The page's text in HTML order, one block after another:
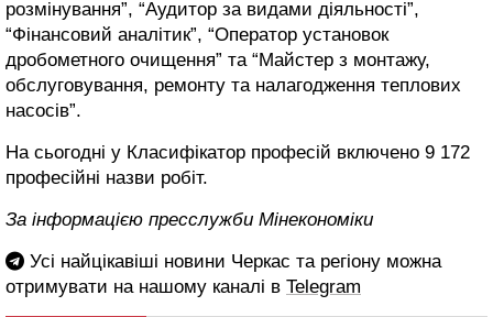
розмінування”, “Аудитор за видами діяльності”,
“Фінансовий аналітик”, “Оператор установок
дробометного очищення” та “Майстер з монтажу,
обслуговування, ремонту та налагодження теплових
насосів”.
На сьогодні у Класифікатор професій включено 9 172
професійні назви робіт.
За інформацією пресслужби Мінекономіки
Усі найцікавіші новини Черкас та регіону можна
отримувати на нашому каналі в Telegram